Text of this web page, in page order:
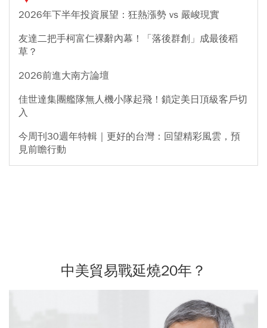
2026年下半年投資展望：狂熱漲勢 vs 嚴峻現實
友達二把手柯富仁裸辭內幕！「落後群創」成最後稻
草？
2026前進大南方論壇
佳世達集團艦隊無人機小隊起飛！鎖定美日頂級客戶切
入
今周刊30週年特輯｜更好的台灣：回望精彩風雲，預
見前瞻行動
中美貿易戰延燒20年？